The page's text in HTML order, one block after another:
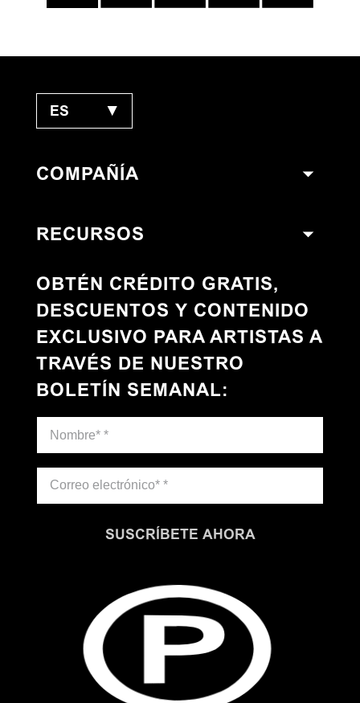
ES ▼
COMPAÑÍA
RECURSOS
OBTÉN CRÉDITO GRATIS,
DESCUENTOS Y CONTENIDO
EXCLUSIVO PARA ARTISTAS A
TRAVÉS DE NUESTRO
BOLETÍN SEMANAL:
SUSCRÍBETE AHORA